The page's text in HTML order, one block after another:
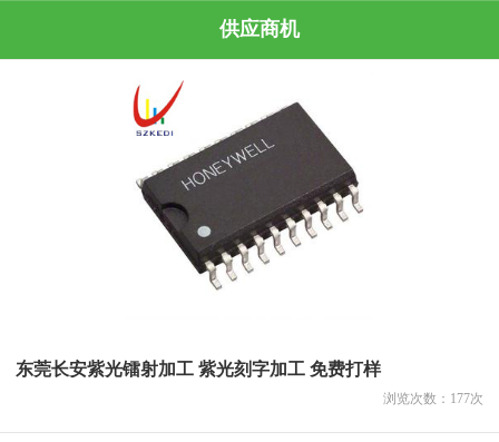
供应商机
东莞长安紫光镭射加工 紫光刻字加工 免费打样
浏览次数： 177次